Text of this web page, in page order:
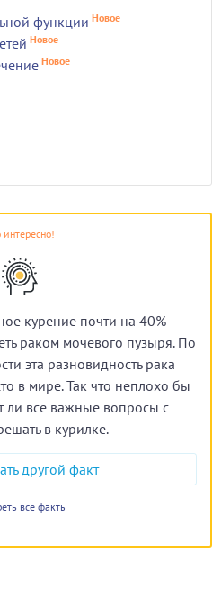
функции Новое
Новое
Новое
интересно!
курение почти на 40%
раком мочевого пузыря. По
эта разновидность рака
в мире. Так что неплохо бы
ли все важные вопросы с
в курилке.
другой факт
все факты